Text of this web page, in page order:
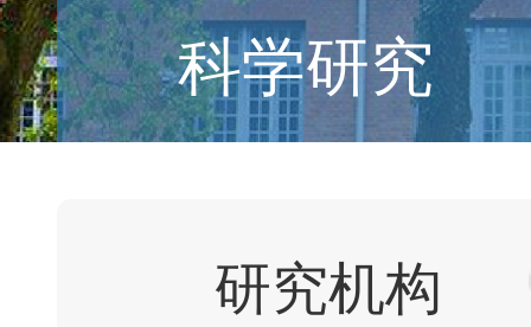
科学研究
研究机构